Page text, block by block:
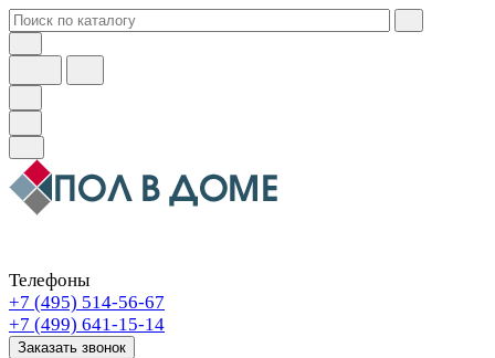
Телефоны
+7 (495) 514-56-67
+7 (499) 641-15-14
Заказать звонок